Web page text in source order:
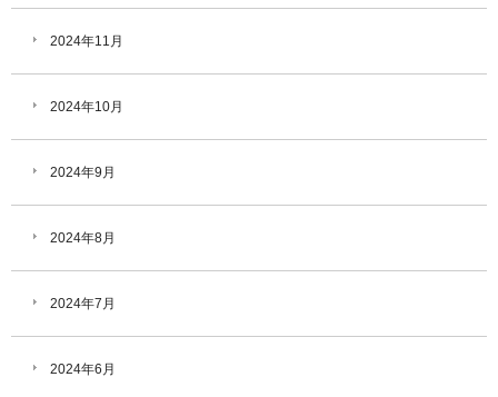
2024年11月
2024年10月
2024年9月
2024年8月
2024年7月
2024年6月